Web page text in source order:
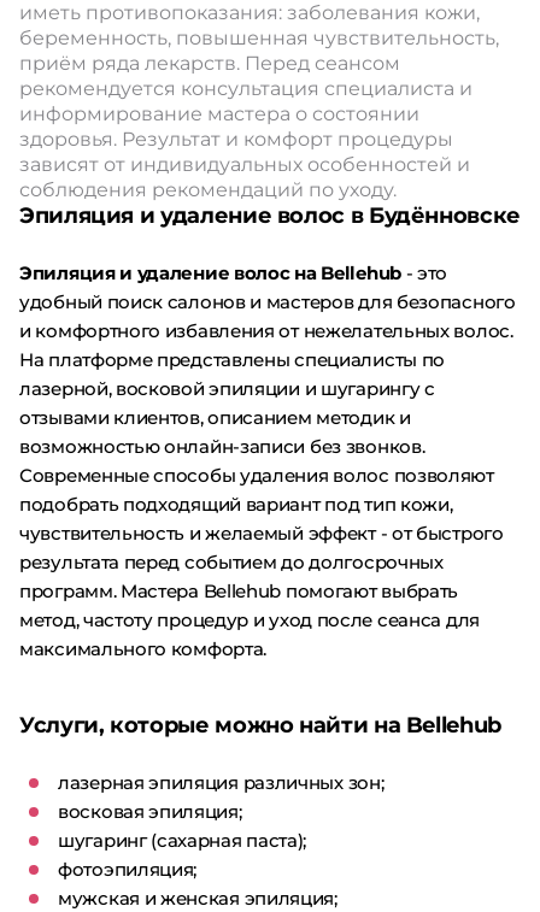
иметь противопоказания: заболевания кожи,
беременность, повышенная чувствительность,
приём ряда лекарств. Перед сеансом
рекомендуется консультация специалиста и
информирование мастера о состоянии
здоровья. Результат и комфорт процедуры
зависят от индивидуальных особенностей и
соблюдения рекомендаций по уходу.
Эпиляция и удаление волос в Будённовске
Эпиляция и удаление волос на Bellehub- это
удобный поиск салонов и мастеров для безопасного
и комфортного избавления от нежелательных волос.
На платформе представлены специалисты по
лазерной, восковой эпиляции и шугарингу с
отзывами клиентов, описанием методик и
возможностью онлайн-записи без звонков.
Современные способы удаления волос позволяют
подобрать подходящий вариант под тип кожи,
чувствительность и желаемый эффект - от быстрого
результата перед событием до долгосрочных
программ. Мастера Bellehub помогают выбрать
метод, частоту процедур и уход после сеанса для
максимального комфорта.
Услуги, которые можно найти на Bellehub
лазерная эпиляция различных зон;
восковая эпиляция;
шугаринг (сахарная паста);
фотоэпиляция;
мужская и женская эпиляция;